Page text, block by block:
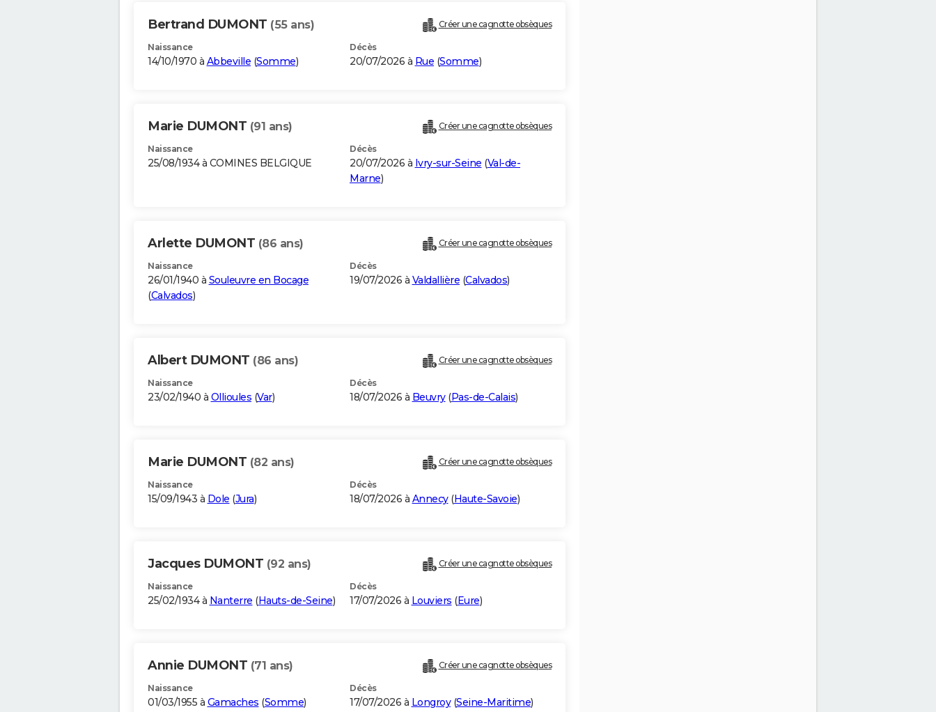
Bertrand DUMONT (55 ans) Créer une cagnotte obsèques
Naissance
14/10/1970 à Abbeville (Somme)
Décès
20/07/2026 à Rue (Somme)
Marie DUMONT (91 ans) Créer une cagnotte obsèques
Naissance
25/08/1934 à COMINES BELGIQUE
Décès
20/07/2026 à Ivry-sur-Seine (Val-de-
Marne)
Arlette DUMONT (86 ans) Créer une cagnotte obsèques
Naissance
26/01/1940 à Souleuvre en Bocage
(Calvados)
Décès
19/07/2026 à Valdallière (Calvados)
Albert DUMONT (86 ans) Créer une cagnotte obsèques
Naissance
23/02/1940 à Ollioules (Var)
Décès
18/07/2026 à Beuvry(Pas-de-Calais)
Marie DUMONT (82 ans) Créer une cagnotte obsèques
Naissance
15/09/1943 à Dole (Jura)
Décès
18/07/2026 à Annecy(Haute-Savoie)
Jacques DUMONT (92 ans) Créer une cagnotte obsèques
Naissance
25/02/1934 à Nanterre (Hauts-de-Seine)
Décès
17/07/2026 à Louviers (Eure)
Annie DUMONT (71 ans) Créer une cagnotte obsèques
Naissance
01/03/1955 à Gamaches (Somme)
Décès
17/07/2026 à Longroy(Seine-Maritime)